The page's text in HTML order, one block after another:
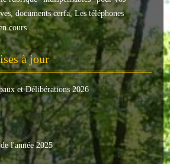
documents cerfa, Les téléphones
cours ...
à jour
et Délibérations 2026
l'année 2025